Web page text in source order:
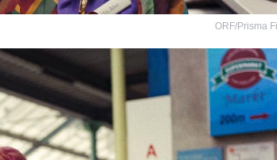
ORF/Prisma